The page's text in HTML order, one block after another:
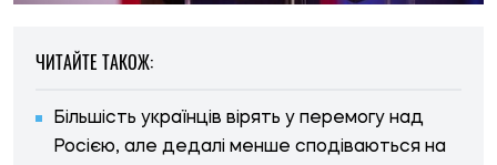
ЧИТАЙТЕ ТАКОЖ:
Більшість українців вірять у перемогу над
Росією, але дедалі менше сподіваються на